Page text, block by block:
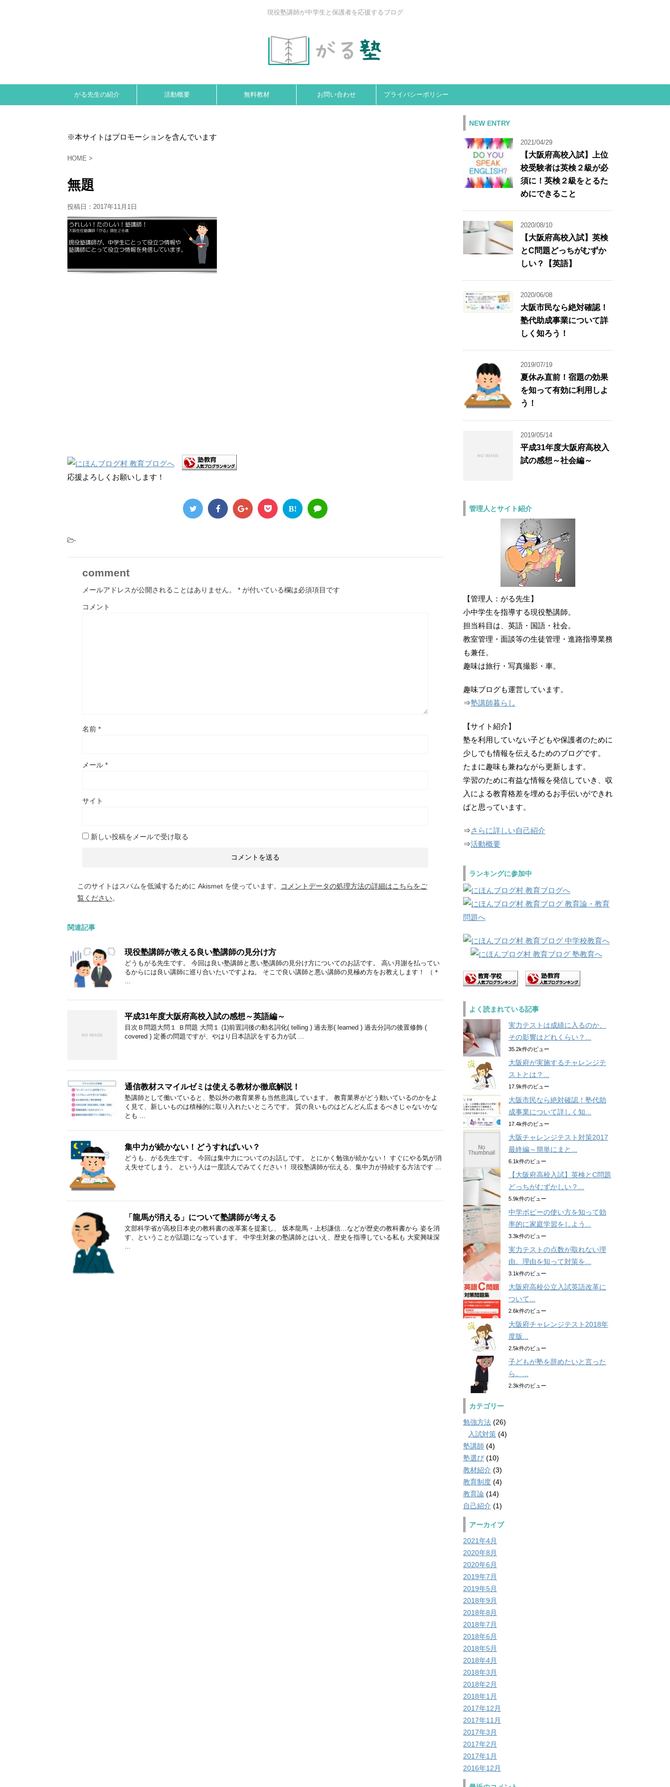
現役塾講師が中学生と保護者を応援するブログ
がる先生の紹介 活動概要 無料教材 お問い合わせ プライバシーポリシー
※本サイトはプロモーションを含んでいます
HOME >
無題
投稿日： 2017年11月1日
応援よろしくお願いします！
B!
-
comment
メールアドレスが公開されることはありません。 * が付いている欄は必須項目です
コメント
名前 *
メール *
サイト
新しい投稿をメールで受け取る
このサイトはスパムを低減するために Akismet を使っています。
コメントデータの処理方法の詳細はこちらをご
覧ください。
関連記事
現役塾講師が教える良い塾講師の見分け方
どうもがる先生です。 今回は良い塾講師と悪い塾講師の見分け方についてのお話です。 高い月謝を払ってい
るからには良い講師に巡り合いたいですよね。 そこで良い講師と悪い講師の見極め方をお教えします！ （＊
...
平成31年度大阪府高校入試の感想～英語編～
目次Ｂ問題大問１ Ｂ問題 大問１ (1)前置詞後の動名詞化( telling ) 過去形( learned ) 過去分詞の後置修飾 (
covered ) 定番の問題ですが、やはり日本語訳をする力が試 ...
通信教材スマイルゼミは使える教材か徹底解説！
塾講師として働いていると、塾以外の教育業界も当然意識しています。 教育業界がどう動いているのかをよ
く見て、新しいものは積極的に取り入れたいところです。 質の良いものはどんどん広まるべきじゃないかな
とも ...
集中力が続かない！どうすればいい？
どうも、がる先生です。 今回は集中力についてのお話しです。 とにかく勉強が続かない！ すぐにやる気が消
え失せてしまう。 という人は一度読んでみてください！ 現役塾講師が伝える、集中力が持続する方法です ...
「龍馬が消える」について塾講師が考える
文部科学省が高校日本史の教科書の改革案を提案し、 坂本龍馬・上杉謙信…などが歴史の教科書から 姿を消
す、ということが話題になっています。 中学生対象の塾講師とはいえ、歴史を指導している私も 大変興味深
...
NEW ENTRY
2021/04/29
【大阪府高校入試】上位
校受験者は英検２級が必
須に！英検２級をとるた
めにできること
2020/08/10
【大阪府高校入試】英検
とC問題どっちがむずか
しい？【英語】
2020/06/08
大阪市民なら絶対確認！
塾代助成事業について詳
しく知ろう！
2019/07/19
夏休み直前！宿題の効果
を知って有効に利用しよ
う！
2019/05/14
平成31年度大阪府高校入
試の感想～社会編～
管理人とサイト紹介
【管理人：がる先生】
小中学生を指導する現役塾講師。
担当科目は、英語・国語・社会。
教室管理・面談等の生徒管理・進路指導業務
も兼任。
趣味は旅行・写真撮影・車。
趣味ブログも運営しています。
⇒塾講師暮らし
【サイト紹介】
塾を利用していない子どもや保護者のために
少しでも情報を伝えるためのブログです。
たまに趣味も兼ねながら更新します。
学習のために有益な情報を発信していき、収
入による教育格差を埋めるお手伝いができれ
ばと思っています。
⇒さらに詳しい自己紹介
⇒活動概要
ランキングに参加中
よく読まれている記事
実力テストは成績に入るのか、
その影響はどれくらい？...
35.2k件のビュー
大阪府が実施するチャレンジテ
ストとは？...
17.9k件のビュー
大阪市民なら絶対確認！塾代助
成事業について詳しく知...
17.4k件のビュー
大阪チャレンジテスト対策2017
最終編～簡単にまと...
6.1k件のビュー
【大阪府高校入試】英検とC問題
どっちがむずかしい？...
5.9k件のビュー
中学ポピーの使い方を知って効
率的に家庭学習をしよう...
3.3k件のビュー
実力テストの点数が取れない理
由。理由を知って対策を...
3.1k件のビュー
大阪府高校公立入試英語改革に
ついて...
2.6k件のビュー
大阪府チャレンジテスト2018年
度版...
2.5k件のビュー
子どもが塾を辞めたいと言った
ら。...
2.3k件のビュー
カテゴリー
勉強方法 (26)
入試対策 (4)
塾講師 (4)
塾選び (10)
教材紹介 (3)
教育制度 (4)
教育論 (14)
自己紹介 (1)
アーカイブ
2021年4月
2020年8月
2020年6月
2019年7月
2019年5月
2018年9月
2018年8月
2018年7月
2018年6月
2018年5月
2018年4月
2018年3月
2018年2月
2018年1月
2017年12月
2017年11月
2017年3月
2017年2月
2017年1月
2016年12月